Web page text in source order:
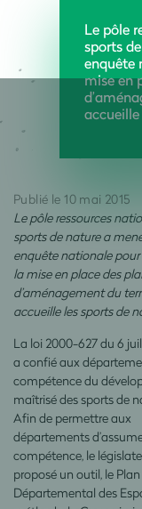
Le pôle
sports
enquête
mise en
Publié le 10 mai 2015
Le pôle ressources
sports de nature a
enquête nationale pour
la mise en place des
d’aménagement du
accueille les sports de
La loi 2000-627 du 6
a confié aux
compétence du
maîtrisé des sports de
Afin de permettre aux
départements
compétence, le
proposé un outil, le Plan
Départemental des